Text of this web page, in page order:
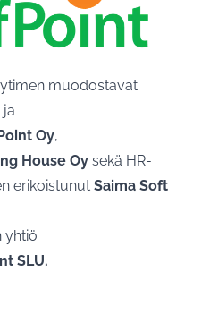
muodostavat
Oy,
House Oy sekä HR-
erikoistunut Saima Soft
yhtiö
SLU.